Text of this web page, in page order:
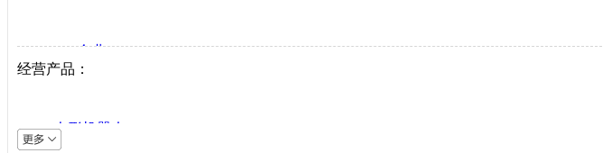
VIP企业
生产商
系统集成商
经营产品：
人形机器人